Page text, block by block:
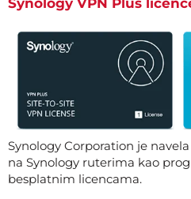
Synology VPN Plus
Synology Corporation je
na Synology ruterima kao
besplatnim licencama.